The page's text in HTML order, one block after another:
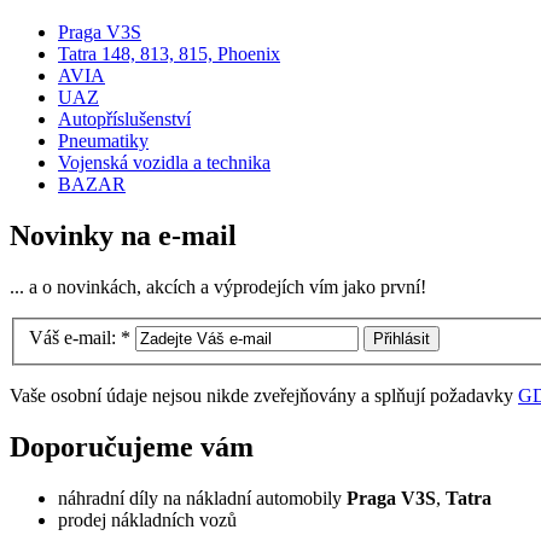
Praga V3S
Tatra 148, 813, 815, Phoenix
AVIA
UAZ
Autopříslušenství
Pneumatiky
Vojenská vozidla a technika
BAZAR
Novinky na e-mail
... a o novinkách, akcích a výprodejích vím jako první!
Váš e-mail: *
Vaše osobní údaje nejsou nikde zveřejňovány a splňují požadavky
Doporučujeme vám
náhradní díly na nákladní automobily Praga V3S, Tatra
prodej nákladních vozů